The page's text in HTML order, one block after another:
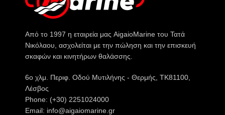
Από το 1997 η εταιρεία μας AigaioMarine του Τατά
Νικόλαου, ασχολείται με την πώληση και την επισκευή
σκαφών και κινητήρων θαλάσσης.
6o χλμ. Περιφ. Οδού Μυτιλήνης - Θερμής, ΤΚ81100,
Λέσβος
Phone: (+30) 2251024000
Email: info@aigaiomarine.gr